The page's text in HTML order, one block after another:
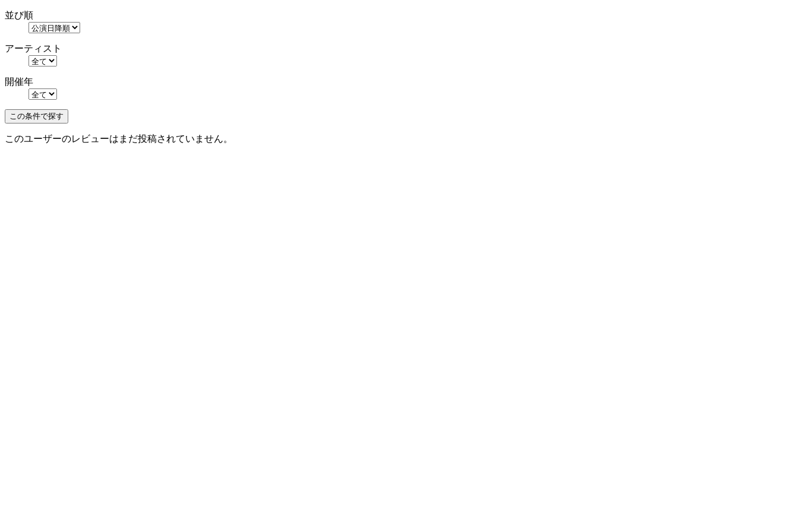
並び順
アーティスト
開催年
このユーザーのレビューはまだ投稿されていません。